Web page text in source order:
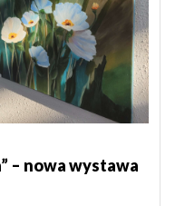
– nowa wystawa